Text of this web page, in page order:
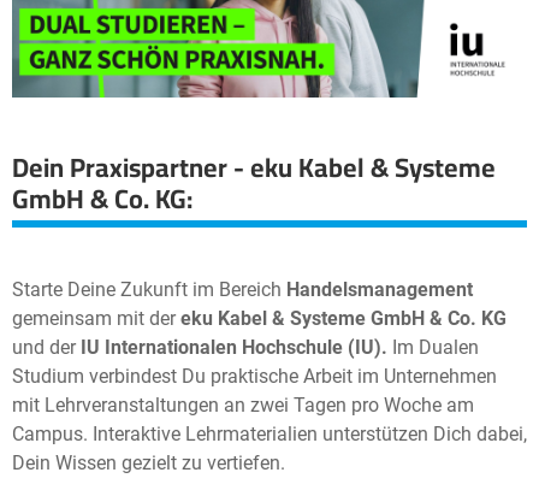
Dein Praxispartner - eku Kabel & Systeme
GmbH & Co. KG:
Starte Deine Zukunft im Bereich Handelsmanagement
gemeinsam mit dereku Kabel & Systeme GmbH & Co. KG
und der IU Internationalen Hochschule (IU). Im Dualen
Studium verbindest Du praktische Arbeit im Unternehmen
mit Lehrveranstaltungen an zwei Tagen pro Woche am
Campus. Interaktive Lehrmaterialien unterstützen Dich dabei,
Dein Wissen gezielt zu vertiefen.